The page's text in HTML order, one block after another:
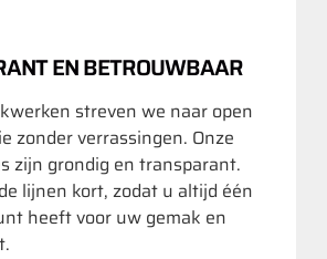
EN BETROUWBAAR
streven we naar open
zonder verrassingen. Onze
zijn grondig en transparant.
lijnen kort, zodat u altijd één
heeft voor uw gemak en